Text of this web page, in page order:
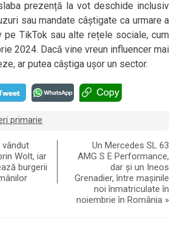
prezență la vot deschide inclusiv
sau mandate câștigate ca urmare a
pe TikTok sau alte rețele sociale, cum
2024. Dacă vine vreun influencer mai
ar putea câștiga ușor un sector.
primarie
vândut
Wolt, iar
burgerii
Un Mercedes SL 63
AMG S E Performance,
dar și un Ineos
Grenadier, între mașinile
noi înmatriculate în
noiembrie în România »